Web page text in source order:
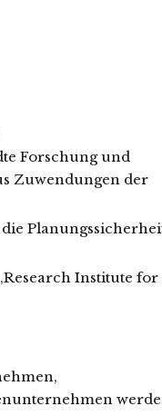
Forschung und
Zuwendungen der
Institute for